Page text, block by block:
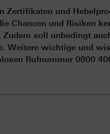
Zertifikaten und
Chancen und Risiken
Zudem soll unbedingt
Weitere wichtige und
Rufnummer 0800